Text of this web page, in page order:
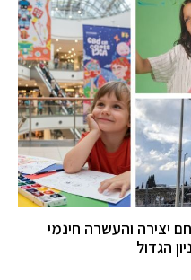
יצירה והעשרה חינמי